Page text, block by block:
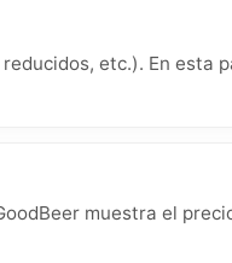
etc.). En esta
muestra el